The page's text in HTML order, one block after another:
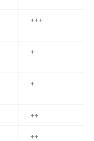
+++
+
+
++
++